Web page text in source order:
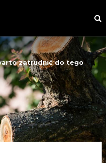
zatrudnić do tego